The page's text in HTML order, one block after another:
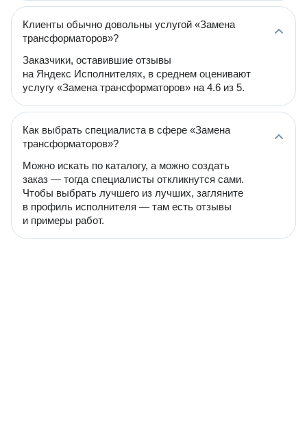
Клиенты обычно довольны услугой «Замена
трансформаторов»?
Заказчики, оставившие отзывы
на Яндекс Исполнителях, в среднем оценивают
услугу «Замена трансформаторов» на 4.6 из 5.
Как выбрать специалиста в сфере «Замена
трансформаторов»?
Можно искать по каталогу, а можно создать
заказ — тогда специалисты откликнутся сами.
Чтобы выбрать лучшего из лучших, загляните
в профиль исполнителя — там есть отзывы
и примеры работ.